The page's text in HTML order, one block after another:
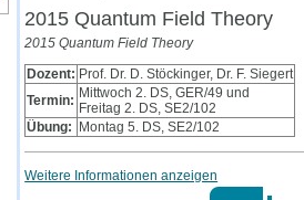
2015 Quantum Field Theory
2015 Quantum Field Theory
Dozent: Prof. Dr. D. Stöckinger, Dr. F. Siegert
Termin: Mittwoch 2. DS, GER/49 und
Freitag 2. DS, SE2/102
Übung:
Montag 5. DS, SE2/102
Weitere Informationen anzeigen